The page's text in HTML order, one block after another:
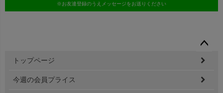
※お友達登録のうえメッセージをお送りください
ペー
ップ
トップページ
今週の会員プライス